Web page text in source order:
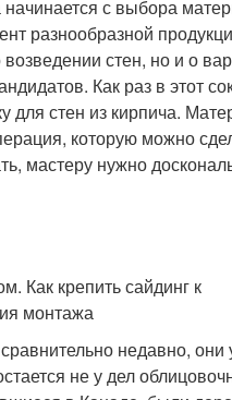
с выбора
разнообразной
стен, но и о
Как раз в этот
для стен из кирпича.
которую можно
мастеру нужно
недавно, они
не у дел